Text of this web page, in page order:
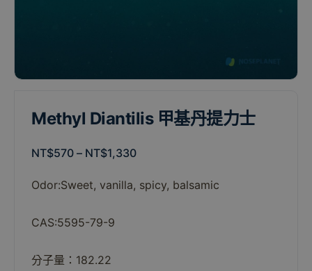
Methyl Diantilis 甲基丹提力士
NT$570 – NT$1,330
Odor:Sweet, vanilla, spicy, balsamic
CAS:5595-79-9
分子量：182.22